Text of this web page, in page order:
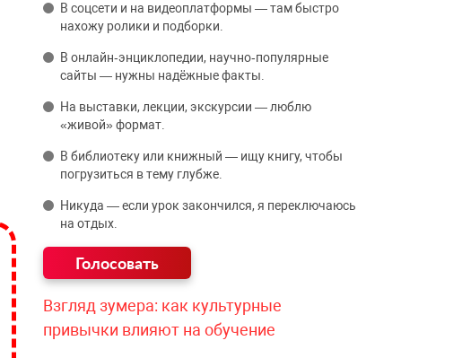
В соцсети и на видеоплатформы — там быстро
нахожу ролики и подборки.
В онлайн‑энциклопедии, научно‑популярные
сайты — нужны надёжные факты.
На выставки, лекции, экскурсии — люблю
«живой» формат.
В библиотеку или книжный — ищу книгу, чтобы
погрузиться в тему глубже.
Никуда — если урок закончился, я переключаюсь
на отдых.
Взгляд зумера: как культурные
привычки влияют на обучение